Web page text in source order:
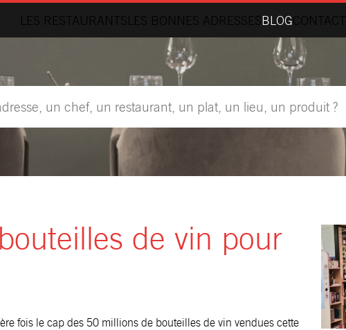
LES RESTAURANTSLES BONNES ADRESSESBLOGCONTACT
de vin pour
fois le cap des 50 millions de bouteilles de vin vendues cette